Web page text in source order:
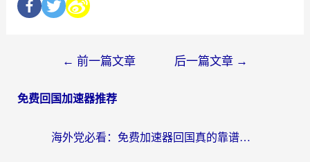
← 前一篇文章 后一篇文章 →
免费回国加速器推荐
海外党必看：免费加速器回国真的靠谱吗？3步教你选到好用的归雁替代